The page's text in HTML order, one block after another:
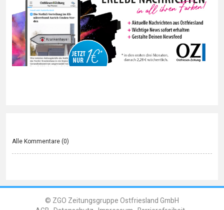
Alle Kommentare (0)
© ZGO Zeitungsgruppe Ostfriesland GmbH